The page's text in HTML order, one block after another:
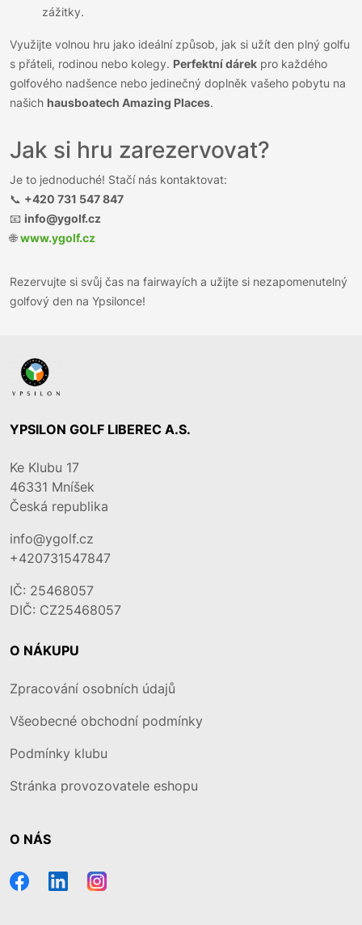
zážitky.
Využijte volnou hru jako ideální způsob, jak si užít den plný golfu
s přáteli, rodinou nebo kolegy. Perfektní dárek pro každého
golfového nadšence nebo jedinečný doplněk vašeho pobytu na
našich hausboatech Amazing Places.
Jak si hru zarezervovat?
Je to jednoduché! Stačí nás kontaktovat:
📞 +420 731 547 847
📧 info@ygolf.cz
🌐www.ygolf.cz
Rezervujte si svůj čas na fairwayích a užijte si nezapomenutelný
golfový den na Ypsilonce!
YPSILON GOLF LIBEREC A.S.
Ke Klubu 17
46331 Mníšek
Česká republika
info@ygolf.cz
+420731547847
IČ: 25468057
DIČ: CZ25468057
O NÁKUPU
Zpracování osobních údajů
Všeobecné obchodní podmínky
Podmínky klubu
Stránka provozovatele eshopu
O NÁS